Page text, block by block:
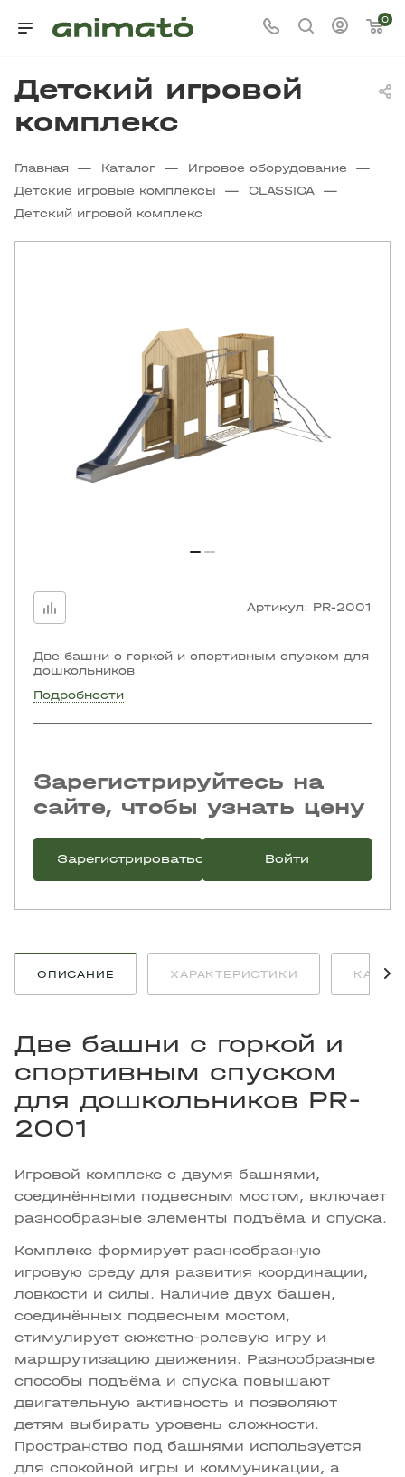
0
Детский игровой
комплекс
Главная — Каталог — Игровое оборудование —
Детские игровые комплексы — CLASSICA —
Детский игровой комплекс
Артикул: PR-2001
Две башни с горкой и спортивным спуском для
дошкольников
Подробности
Зарегистрируйтесь на
сайте, чтобы узнать цену
Зарегистрироваться Войти
ОПИСАНИЕ ХАРАКТЕРИСТИКИ КАК
Две башни с горкой и
спортивным спуском
для дошкольников PR-
2001
Игровой комплекс с двумя башнями,
соединёнными подвесным мостом, включает
разнообразные элементы подъёма и спуска.
Комплекс формирует разнообразную
игровую среду для развития координации,
ловкости и силы. Наличие двух башен,
соединённых подвесным мостом,
стимулирует сюжетно-ролевую игру и
маршрутизацию движения. Разнообразные
способы подъёма и спуска повышают
двигательную активность и позволяют
детям выбирать уровень сложности.
Пространство под башнями используется
для спокойной игры и коммуникации, а